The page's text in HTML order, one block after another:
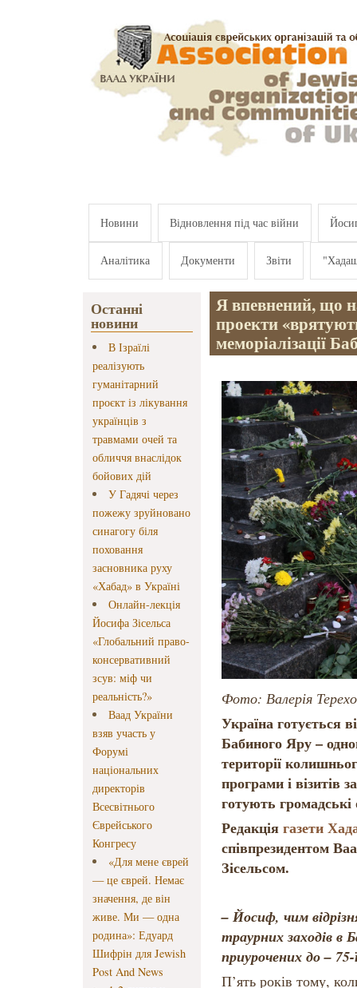
Новини Відновлення під час війни
Аналітика Документи Звіти
Останні
новини
В Ізраїлі
реалізують
гуманітарний
проєкт із лікування
українців з
травмами очей та
обличчя внаслідок
бойових дій
У Гадячі через
пожежу зруйновано
синагогу біля
поховання
засновника руху
«Хабад» в Україні
Онлайн-лекція
Йосифа Зісельса
«Глобальний право-
консервативний
зсув: міф чи
реальність?»
Ваад України
взяв участь у
Форумі
національних
директорів
Всесвітнього
Єврейського
Конгресу
«Для мене єврей
— це єврей. Немає
значення, де він
живе. Ми — одна
родина»: Едуард
Шифрін для Jewish
Post And News
Я впевнений, що
проекти
меморіалізації
Фото: Валерія
Україна готується
Бабиного Яру –
території
програми і візитів
готують громадські
Редакціягазети
співпрезидентом
Зісельсом.
– Йосиф, чим
траурних заходів в
приурочених до – 75-
П’ять років тому,